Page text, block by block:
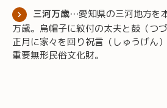
三河万歳…愛知県の三河地方を
万歳。烏帽子に紋付の太夫と鼓（つ
正月に家々を回り祝言（しゅうげん
重要無形民俗文化財。